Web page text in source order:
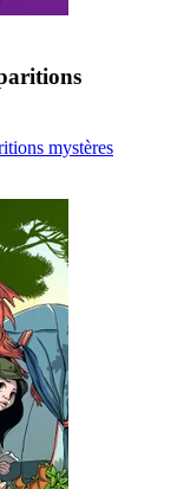
mystères